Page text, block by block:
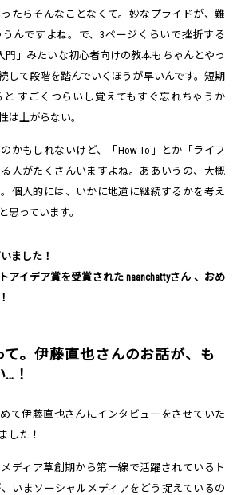
たらそんなことなくて。妙なプライドが、難
んですよね。で、3ページくらいで挫折する
」みたいな初心者向けの教本もちゃんとやっ
して段階を踏んでいくほうが早いんです。短期
と すごくつらいし覚えてもすぐ忘れちゃうか
は上がらない。
かもしれないけど、「How To」とか「ライフ
人がたくさんいますよね。ああいうの、大概
個人的には、いかに地道に継続するかを考え
思っています。
ました！
アイデア賞を受賞された naanchattyさん 、おめ
て。伊藤直也さんのお話が、も
！
て伊藤直也さんにインタビューをさせていた
した！
ディア草創期から第一線で活躍されているト
いまソーシャルメディアをどう捉えているの